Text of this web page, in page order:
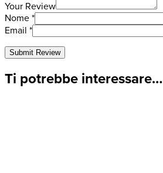
Your Review
Nome *
Email *
Ti potrebbe interessare…